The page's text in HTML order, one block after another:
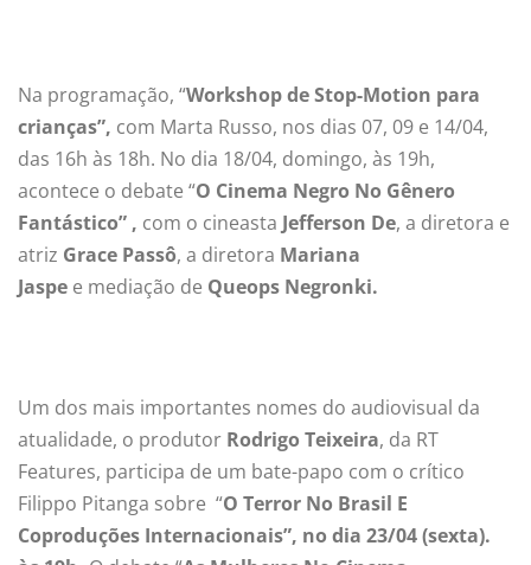
Na programação, “Workshop de Stop-Motion para
crianças”, com Marta Russo, nos dias 07, 09 e 14/04,
das 16h às 18h. No dia 18/04, domingo, às 19h,
acontece o debate “O Cinema Negro No Gênero
Fantástico” , com o cineasta Jefferson De, a diretora e
atriz Grace Passô, a diretora Mariana
Jaspe e mediação de Queops Negronki.
Um dos mais importantes nomes do audiovisual da
atualidade, o produtor Rodrigo Teixeira, da RT
Features, participa de um bate-papo com o crítico
Filippo Pitanga sobre “O Terror No Brasil E
Coproduções Internacionais”, no dia 23/04 (sexta).